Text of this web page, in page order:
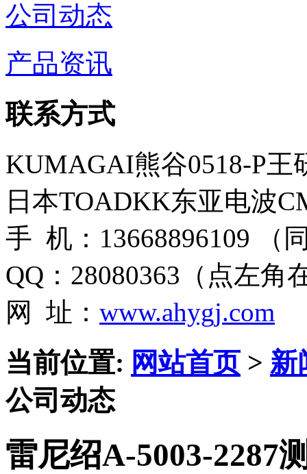
公司动态
产品资讯
联系方式
KUMAGAI熊谷0518-P王
日本TOADKK东亚电波
手 机：13668896109 （
QQ：28080363（点左角
网 址： www.ahygj.com
当前位置: 网站首页> 新
公司动态
雷尼绍A-5003-2287